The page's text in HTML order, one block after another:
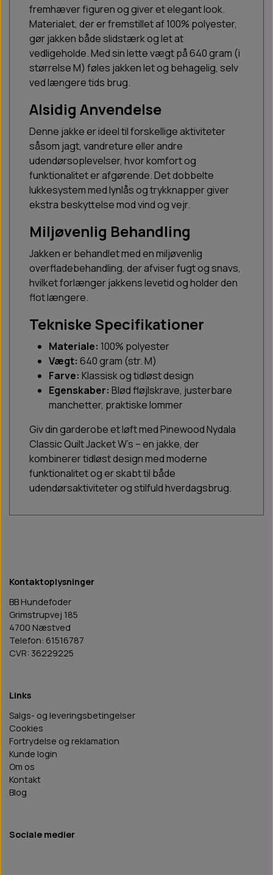
fremhæver figuren og giver et elegant look.
Materialet, der er fremstillet af 100% polyester,
gør jakken både slidstærk og let at
vedligeholde. Med sin lette vægt på 640 gram (i
størrelse M) føles jakken let og behagelig, selv
ved længere tids brug.
Alsidig Anvendelse
Denne jakke er ideel til forskellige aktiviteter
såsom jagt, vandreture eller andre
udendørsoplevelser, hvor komfort og
funktionalitet er afgørende. Det dobbelte
lukkesystem med lynlås og trykknapper giver
ekstra beskyttelse mod vind og vejr.
Miljøvenlig Behandling
Jakken er behandlet med en miljøvenlig
overfladebehandling, der afviser fugt og snavs,
hvilket forlænger jakkens levetid og holder den
flot længere.
Tekniske Specifikationer
Materiale: 100% polyester
Vægt: 640 gram (str. M)
Farve: Klassisk og tidløst design
Egenskaber: Blød fløjlskrave, justerbare
manchetter, praktiske lommer
Giv din garderobe et løft med Pinewood Nydala
Classic Quilt Jacket W’s – en jakke, der
kombinerer tidløst design med moderne
funktionalitet og er skabt til både
udendørsaktiviteter og stilfuld hverdagsbrug.
Kontaktoplysninger
BB Hundefoder
Grimstrupvej 185
4700 Næstved
Telefon: 61516787
CVR: 36229225
Links
Salgs- og leveringsbetingelser
Cookies
Fortrydelse og reklamation
Kunde login
Om os
Kontakt
Blog
Sociale medier